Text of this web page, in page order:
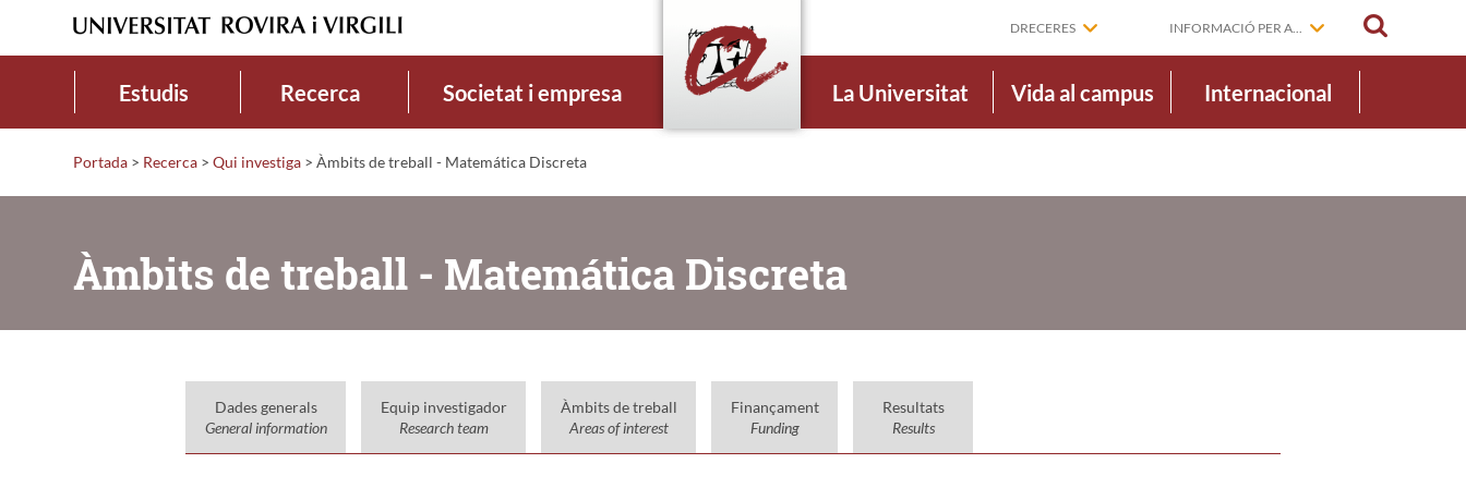
DRECERES INFORMACIÓ PER A...
Estudis Recerca Societat i empresa La Universitat Vida al campus Internacional
Portada > Recerca > Qui investiga > Àmbits de treball - Matemática Discreta
Àmbits de treball - Matemática Discreta
Dades generals
General information
Equip investigador
Research team
Àmbits de treball
Areas of interest
Finançament
Funding
Resultats
Results